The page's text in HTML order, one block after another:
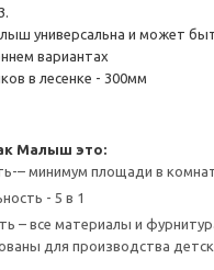
универсальна и может
вариантах
в лесенке - 300мм
Малыш это:
– минимум площади в
- 5 в 1
– все материалы и
для производства